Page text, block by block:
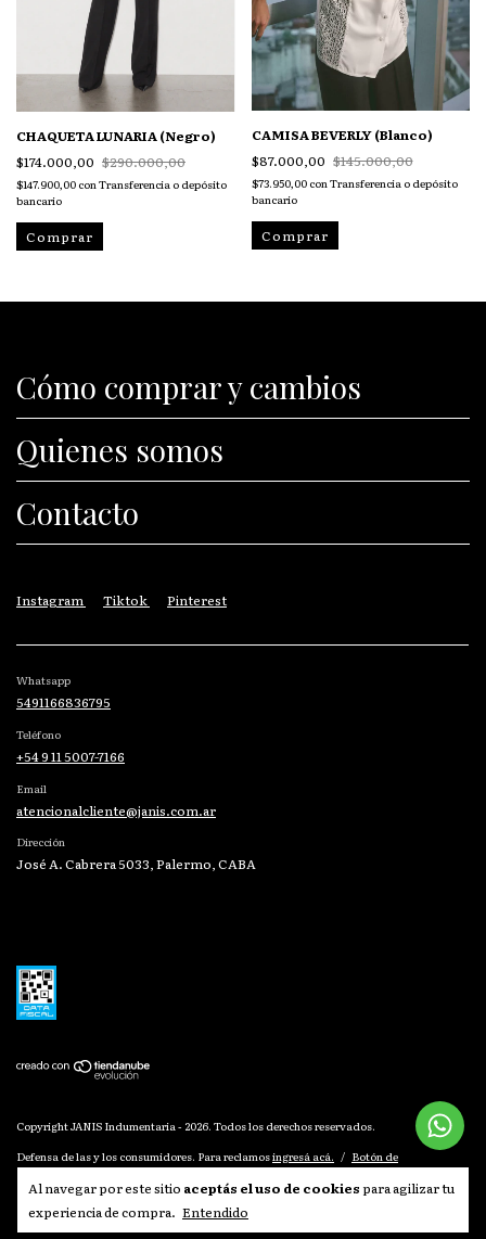
Al navegar por este sitio aceptás el uso de cookies para agilizar tu
experiencia de compra. Entendido
CHAQUETA LUNARIA (Negro)
$174.000,00 $290.000,00
$147.900,00 con Transferencia o depósito
bancario
Comprar
CAMISA BEVERLY (Blanco)
$87.000,00 $145.000,00
$73.950,00 con Transferencia o depósito
bancario
Comprar
Cómo comprar y cambios
Quienes somos
Contacto
Instagram Tiktok Pinterest
Whatsapp
5491166836795
Teléfono
+54 9 11 5007-7166
Email
atencionalcliente@janis.com.ar
Dirección
José A. Cabrera 5033, Palermo, CABA
Copyright JANIS Indumentaria - 2026. Todos los derechos reservados.
Defensa de las y los consumidores. Para reclamosingresá acá. / Botón de